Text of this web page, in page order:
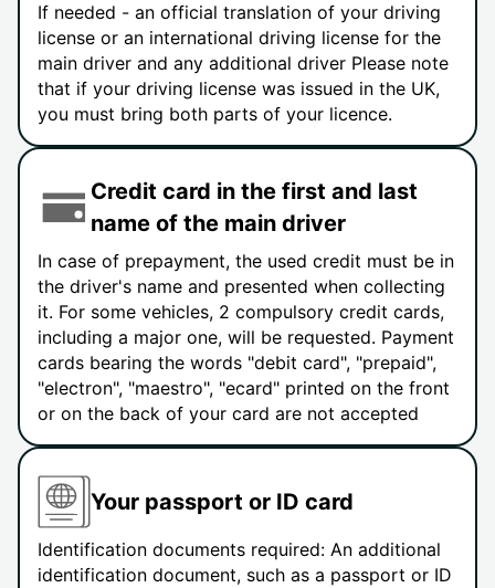
If needed - an official translation of your driving
license or an international driving license for the
main driver and any additional driver Please note
that if your driving license was issued in the UK,
you must bring both parts of your licence.
Credit card in the first and last
name of the main driver
In case of prepayment, the used credit must be in
the driver's name and presented when collecting
it. For some vehicles, 2 compulsory credit cards,
including a major one, will be requested. Payment
cards bearing the words "debit card", "prepaid",
"electron", "maestro", "ecard" printed on the front
or on the back of your card are not accepted
Your passport or ID card
Identification documents required: An additional
identification document, such as a passport or ID